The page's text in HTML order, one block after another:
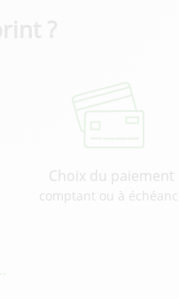
Choix du paiement
comptant ou à